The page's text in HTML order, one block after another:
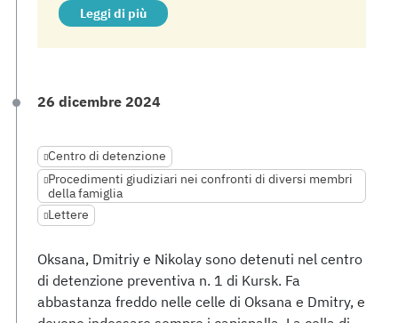
Leggi di più
26 dicembre 2024
Centro di detenzione
Procedimenti giudiziari nei confronti di diversi membri
della famiglia
Lettere
Oksana, Dmitriy e Nikolay sono detenuti nel centro
di detenzione preventiva n. 1 di Kursk. Fa
abbastanza freddo nelle celle di Oksana e Dmitry, e